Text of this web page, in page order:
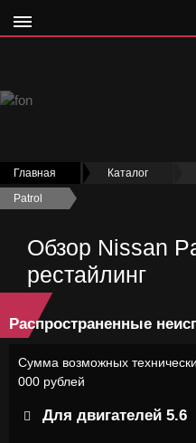
Главная › Каталог
Patrol
›
Обзор Nissan
рестайлинг
Распространенные
Сумма возможных
000 рублей
Для двигателей 5.6